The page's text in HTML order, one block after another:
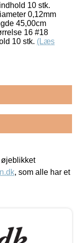
10 stk.
0,12mm
45,00cm
16 #18
10 stk. (Læs
, som alle har et